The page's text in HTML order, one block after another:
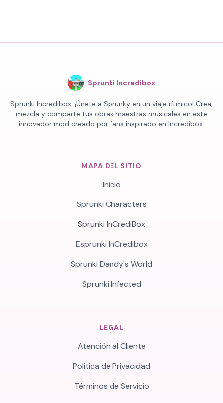
Sprunki Incredibox
Sprunki Incredibox: ¡Únete a Sprunky en un viaje rítmico! Crea,
mezcla y comparte tus obras maestras musicales en este
innovador mod creado por fans inspirado en Incredibox.
MAPA DEL SITIO
Inicio
Sprunki Characters
Sprunki InCrediBox
Esprunki InCredibox
Sprunki Dandy's World
Sprunki Infected
LEGAL
Atención al Cliente
Política de Privacidad
Términos de Servicio